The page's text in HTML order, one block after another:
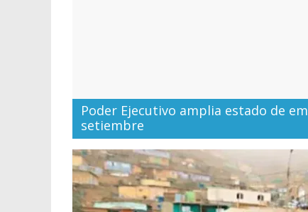
Poder Ejecutivo amplia estado de
setiembre